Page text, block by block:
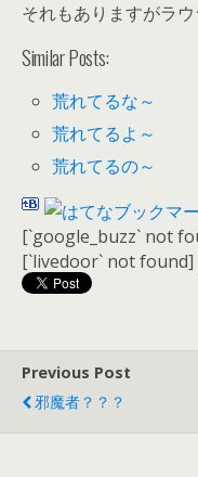
それもありますがラ
Similar Posts:
荒れてるな～
荒れてるよ～
荒れてるの～
[`google_buzz` not
[`livedoor` not found]
Previous Post
邪魔者？？？